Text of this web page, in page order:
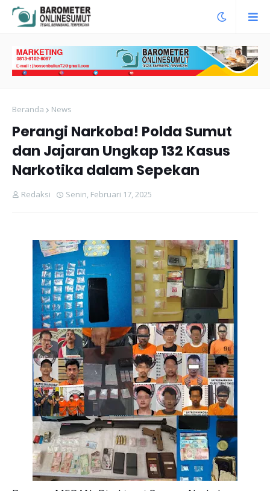
Beranda News
Perangi Narkoba! Polda Sumut
dan Jajaran Ungkap 132 Kasus
Narkotika dalam Sepekan
Redaksi Senin, Februari 17, 2025